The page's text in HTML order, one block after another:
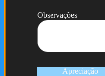
Observações
Apreciação